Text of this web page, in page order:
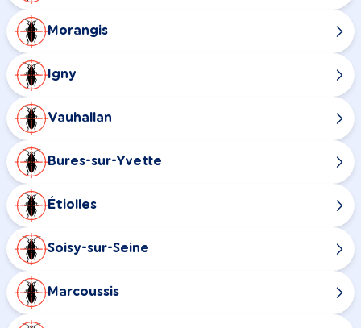
Morangis
Igny
Vauhallan
Bures-sur-Yvette
Étiolles
Soisy-sur-Seine
Marcoussis